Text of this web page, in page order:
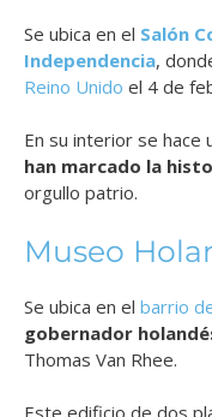
Se ubica en el Salón
Independencia,
Reino Unido el 4 de
En su interior se hace
han marcado la
orgullo patrio.
Museo
Se ubica en el barrio
gobernador
Thomas Van Rhee.